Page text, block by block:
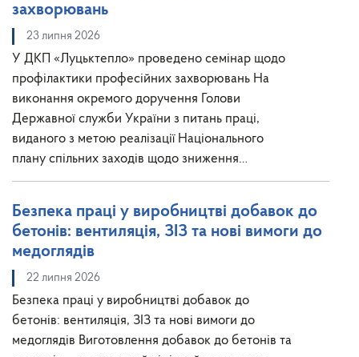
захворювань
23 липня 2026
У ДКП «Луцьктепло» проведено семінар щодо
профілактики професійних захворювань На
виконання окремого доручення Голови
Державної служби України з питань праці,
виданого з метою реалізації Національного
плану спільних заходів щодо зниження…
Безпека праці у виробництві добавок до
бетонів: вентиляція, ЗІЗ та нові вимоги до
медоглядів
22 липня 2026
Безпека праці у виробництві добавок до
бетонів: вентиляція, ЗІЗ та нові вимоги до
медоглядів Виготовлення добавок до бетонів та